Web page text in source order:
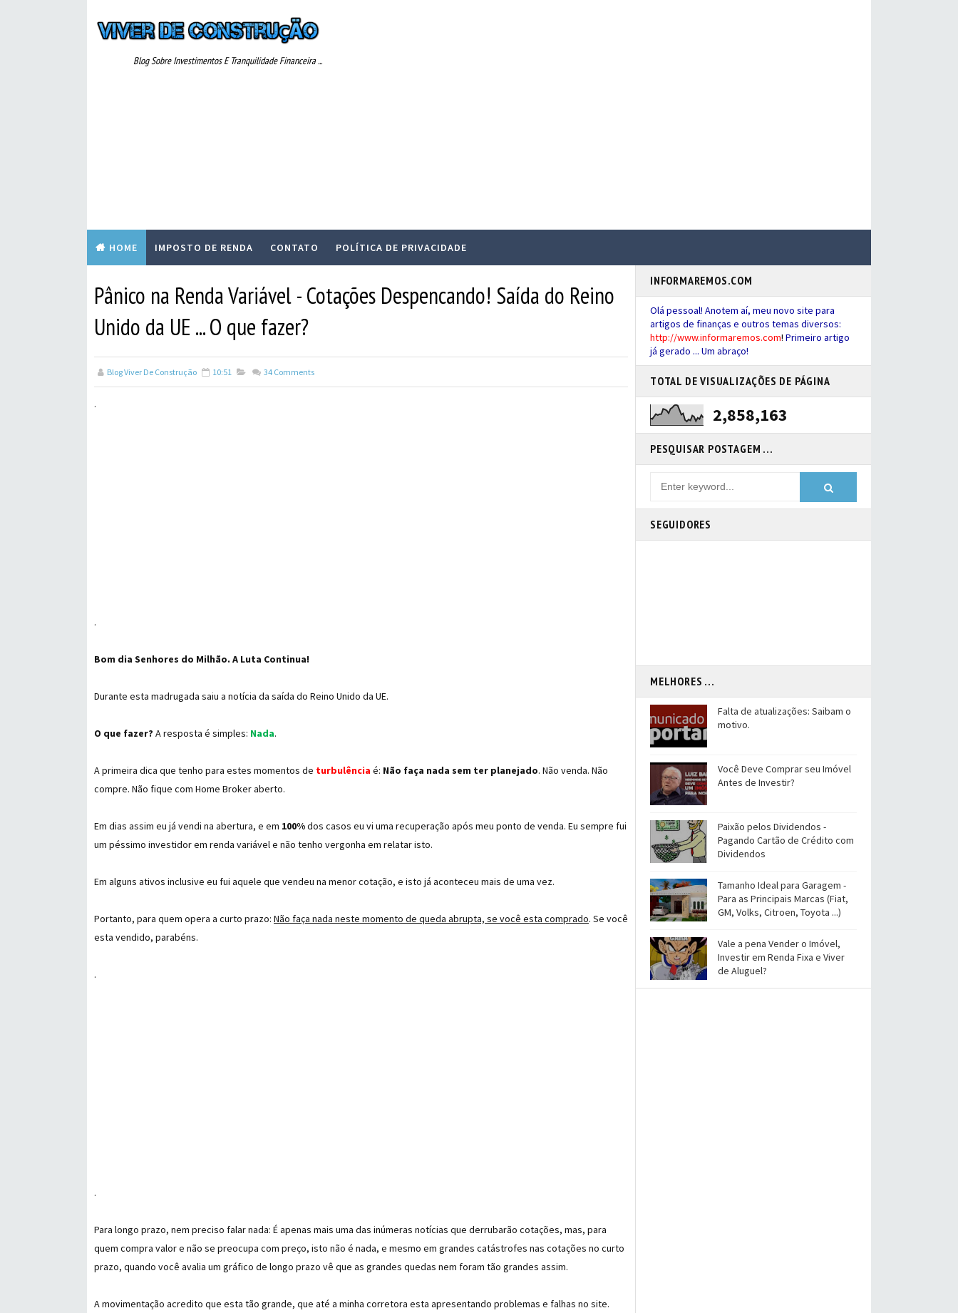
Blog Sobre Investimentos E Tranquilidade Financeira ...
HOME IMPOSTO DE RENDA CONTATO POLÍTICA DE PRIVACIDADE
Pânico na Renda Variável - Cotações Despencando! Saída do Reino
Unido da UE ... O que fazer?
Blog Viver De Construção 10:51 34 Comments
.
.
Bom dia Senhores do Milhão. A Luta Continua!
Durante esta madrugada saiu a notícia da saída do Reino Unido da UE.
O que fazer? A resposta é simples: Nada.
A primeira dica que tenho para estes momentos de turbulência é: Não faça nada sem ter planejado. Não venda. Não
compre. Não fique com Home Broker aberto.
Em dias assim eu já vendi na abertura, e em 100%dos casos eu vi uma recuperação após meu ponto de venda. Eu sempre fui
um péssimo investidor em renda variável e não tenho vergonha em relatar isto.
Em alguns ativos inclusive eu fui aquele que vendeu na menor cotação, e isto já aconteceu mais de uma vez.
Portanto, para quem opera a curto prazo: Não faça nada neste momento de queda abrupta, se você esta comprado. Se você
esta vendido, parabéns.
.
.
Para longo prazo, nem preciso falar nada: É apenas mais uma das inúmeras notícias que derrubarão cotações, mas, para
quem compra valor e não se preocupa com preço, isto não é nada, e mesmo em grandes catástrofes nas cotações no curto
prazo, quando você avalia um gráfico de longo prazo vê que as grandes quedas nem foram tão grandes assim.
A movimentação acredito que esta tão grande, que até a minha corretora esta apresentando problemas e falhas no site.
INFORMAREMOS.COM
Olá pessoal! Anotem aí, meu novo site para
artigos de finanças e outros temas diversos:
http://www.informaremos.com! Primeiro artigo
já gerado ... Um abraço!
TOTAL DE VISUALIZAÇÕES DE PÁGINA
2,858,163
PESQUISAR POSTAGEM ...
SEGUIDORES
MELHORES ...
Falta de atualizações: Saibam o
motivo.
Você Deve Comprar seu Imóvel
Antes de Investir?
Paixão pelos Dividendos -
Pagando Cartão de Crédito com
Dividendos
Tamanho Ideal para Garagem -
Para as Principais Marcas (Fiat,
GM, Volks, Citroen, Toyota ...)
Vale a pena Vender o Imóvel,
Investir em Renda Fixa e Viver
de Aluguel?